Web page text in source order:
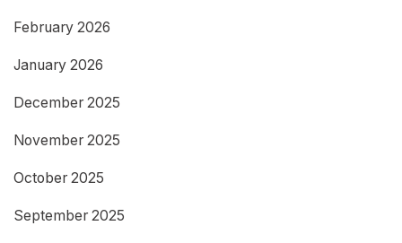
February 2026
January 2026
December 2025
November 2025
October 2025
September 2025